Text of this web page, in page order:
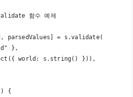
함수 예제
parsedValues] = s.validate(
},
world: s.string() })),
{